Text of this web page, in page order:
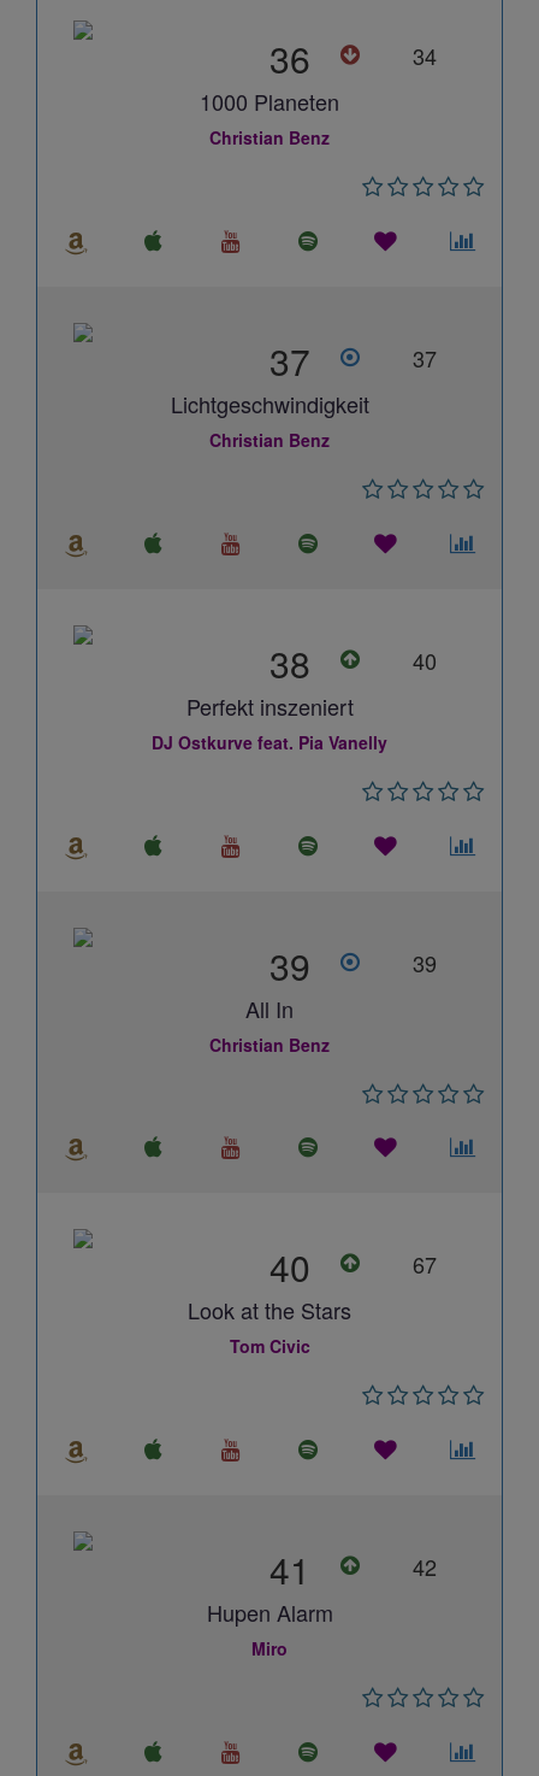
36
34
1000 Planeten
Christian Benz
37
37
Lichtgeschwindigkeit
Christian Benz
38
40
Perfekt inszeniert
DJ Ostkurve feat. Pia Vanelly
39
39
All In
Christian Benz
40
67
Look at the Stars
Tom Civic
41
42
Hupen Alarm
Miro